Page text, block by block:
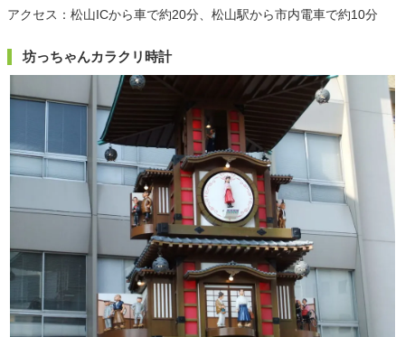
アクセス：松山ICから車で約20分、松山駅から市内電車で約10分
坊っちゃんカラクリ時計